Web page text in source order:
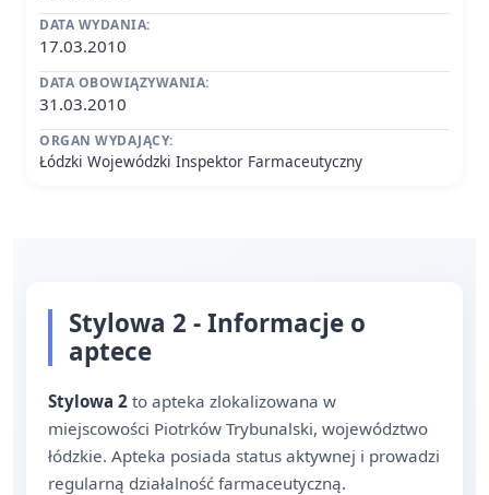
DATA WYDANIA:
17.03.2010
DATA OBOWIĄZYWANIA:
31.03.2010
ORGAN WYDAJĄCY:
Łódzki Wojewódzki Inspektor Farmaceutyczny
Stylowa 2 - Informacje o
aptece
Stylowa 2 to apteka zlokalizowana w
miejscowości Piotrków Trybunalski, województwo
łódzkie. Apteka posiada status aktywnej i prowadzi
regularną działalność farmaceutyczną.